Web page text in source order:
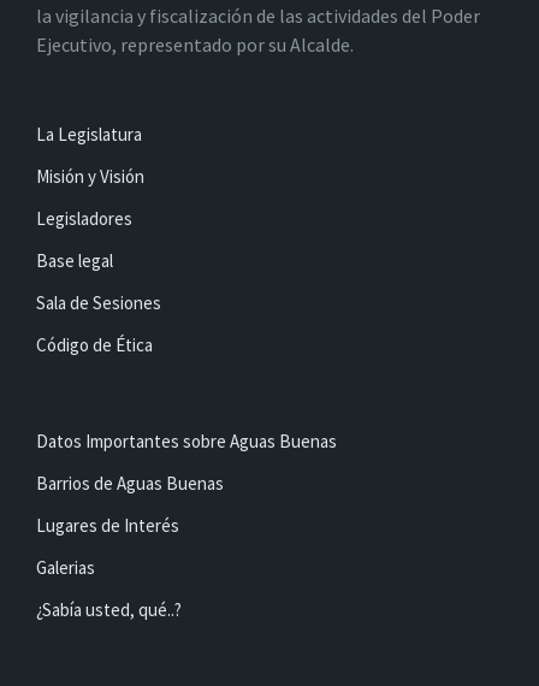
la vigilancia y fiscalización de las actividades del Poder
Ejecutivo, representado por su Alcalde.
La Legislatura
Misión y Visión
Legisladores
Base legal
Sala de Sesiones
Código de Ética
Datos Importantes sobre Aguas Buenas
Barrios de Aguas Buenas
Lugares de Interés
Galerias
¿Sabía usted, qué..?